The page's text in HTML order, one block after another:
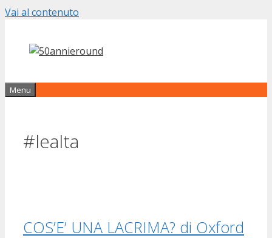
Vai al contenuto
Menu
#lealta
COS’E’ UNA LACRIMA? di Oxford